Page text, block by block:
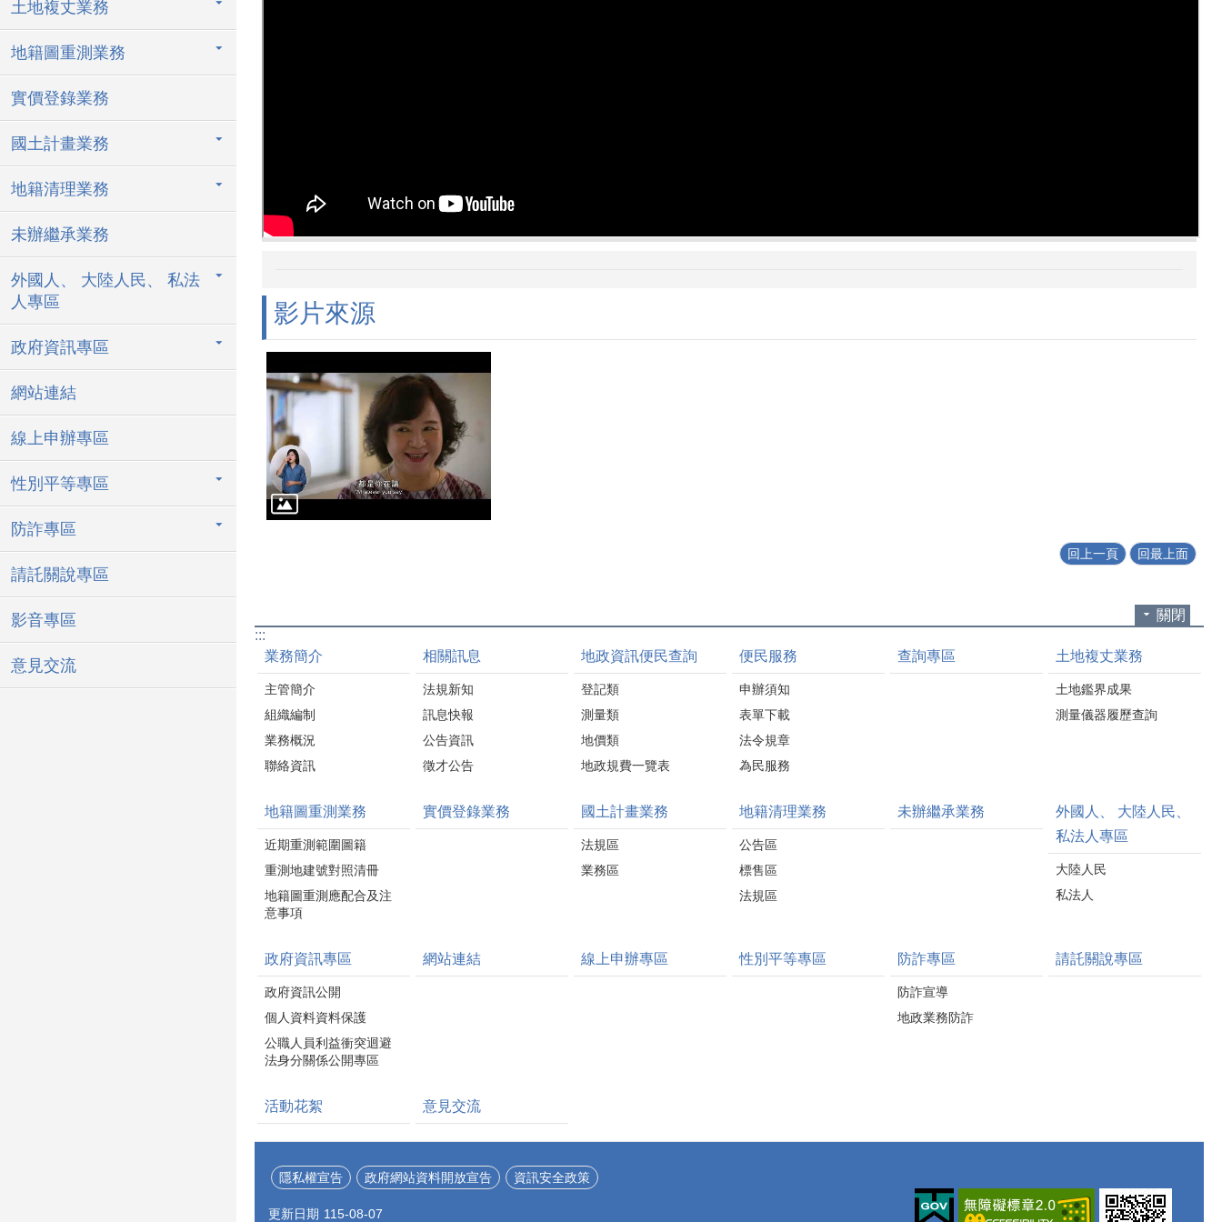
土地複丈業務
地籍圖重測業務
實價登錄業務
國土計畫業務
地籍清理業務
未辦繼承業務
外國人、 大陸人民、 私法
人專區
政府資訊專區
網站連結
線上申辦專區
性別平等專區
防詐專區
請託關說專區
影音專區
意見交流
影片來源
回上一頁 回最上面
關閉
:::
業務簡介
主管簡介
組織編制
業務概況
聯絡資訊
相關訊息
法規新知
訊息快報
公告資訊
徵才公告
地政資訊便民查詢
登記類
測量類
地價類
地政規費一覽表
便民服務
申辦須知
表單下載
法令規章
為民服務
查詢專區 土地複丈業務
土地鑑界成果
測量儀器履歷查詢
地籍圖重測業務
近期重測範圍圖籍
重測地建號對照清冊
地籍圖重測應配合及注
意事項
實價登錄業務 國土計畫業務
法規區
業務區
地籍清理業務
公告區
標售區
法規區
未辦繼承業務
外國人、 大陸人民、
私法人專區
大陸人民
私法人
政府資訊專區
政府資訊公開
個人資料資料保護
公職人員利益衝突迴避
法身分關係公開專區
網站連結 線上申辦專區 性別平等專區 防詐專區
防詐宣導
地政業務防詐
請託關說專區
活動花絮 意見交流
隱私權宣告 政府網站資料開放宣告 資訊安全政策
更新日期 115-08-07